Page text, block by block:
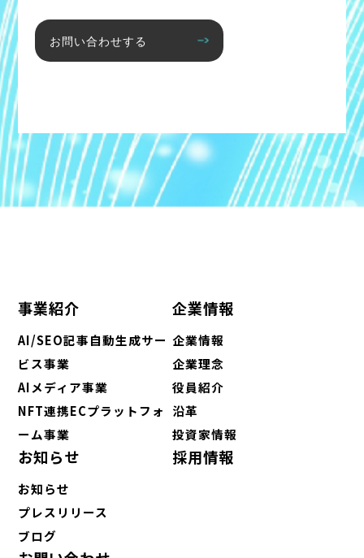
お問い合わせする
事業紹介
AI/SEO記事自動生成サー
ビス事業
AIメディア事業
NFT連携ECプラットフォ
ーム事業
企業情報
企業情報
企業理念
役員紹介
沿革
投資家情報
お知らせ
お知らせ
プレスリリース
ブログ
採用情報